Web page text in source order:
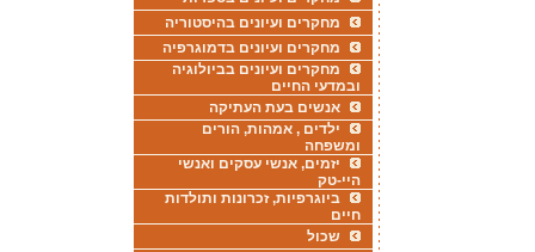
מחקרים ועיונים בהיסטוריה
מחקרים ועיונים בדמוגרפיה
מחקרים ועיונים בביולוגיה
ובמדעי החיים
אנשים בעת העתיקה
ילדים , אמהות, הורים
ומשפחה
יזמים, אנשי עסקים ואנשי
היי-טק
ביוגרפיות, זכרונות ותולדות
חיים
שכול